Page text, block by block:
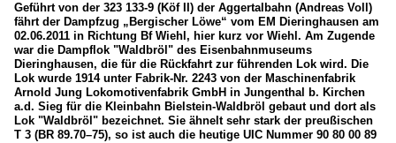
Geführt von der 323 133-9 (Köf II) der Aggertalbahn (Andreas Voll)
fährt der Dampfzug „Bergischer Löwe“ vom EM Dieringhausen am
02.06.2011 in Richtung Bf Wiehl, hier kurz vor Wiehl. Am Zugende
war die Dampflok "Waldbröl" des Eisenbahnmuseums
Dieringhausen, die für die Rückfahrt zur führenden Lok wird. Die
Lok wurde 1914 unter Fabrik-Nr. 2243 von der Maschinenfabrik
Arnold Jung Lokomotivenfabrik GmbH in Jungenthal b. Kirchen
a.d. Sieg für die Kleinbahn Bielstein-Waldbröl gebaut und dort als
Lok "Waldbröl" bezeichnet. Sie ähnelt sehr stark der preußischen
T 3 (BR 89.70–75), so ist auch die heutige UIC Nummer 90 80 00 89